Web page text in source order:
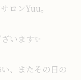
ロンYuu。
います✨️
、またその日の